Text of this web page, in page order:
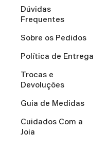
Dúvidas
Frequentes
Sobre os Pedidos
Política de Entrega
Trocas e
Devoluções
Guia de Medidas
Cuidados Com a
Joia